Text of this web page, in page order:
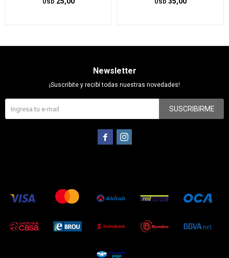
USD USD
Newsletter
¡Suscribite y recibí todas nuestras novedades!
SUSCRIBIRME
 